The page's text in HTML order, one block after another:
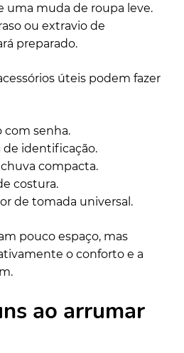
uma muda de roupa leve.
ou extravio de
preparado.
úteis podem fazer
com senha.
identificação.
compacta.
costura.
de tomada universal.
pouco espaço, mas
o conforto e a
ao arrumar